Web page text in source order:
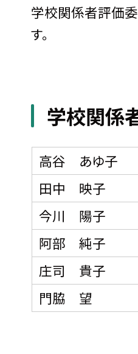
学校関係者評価
す。
学校関係
高谷 あゆ子
田中 映子
今川 陽子
阿部 純子
庄司 貴子
門脇 望